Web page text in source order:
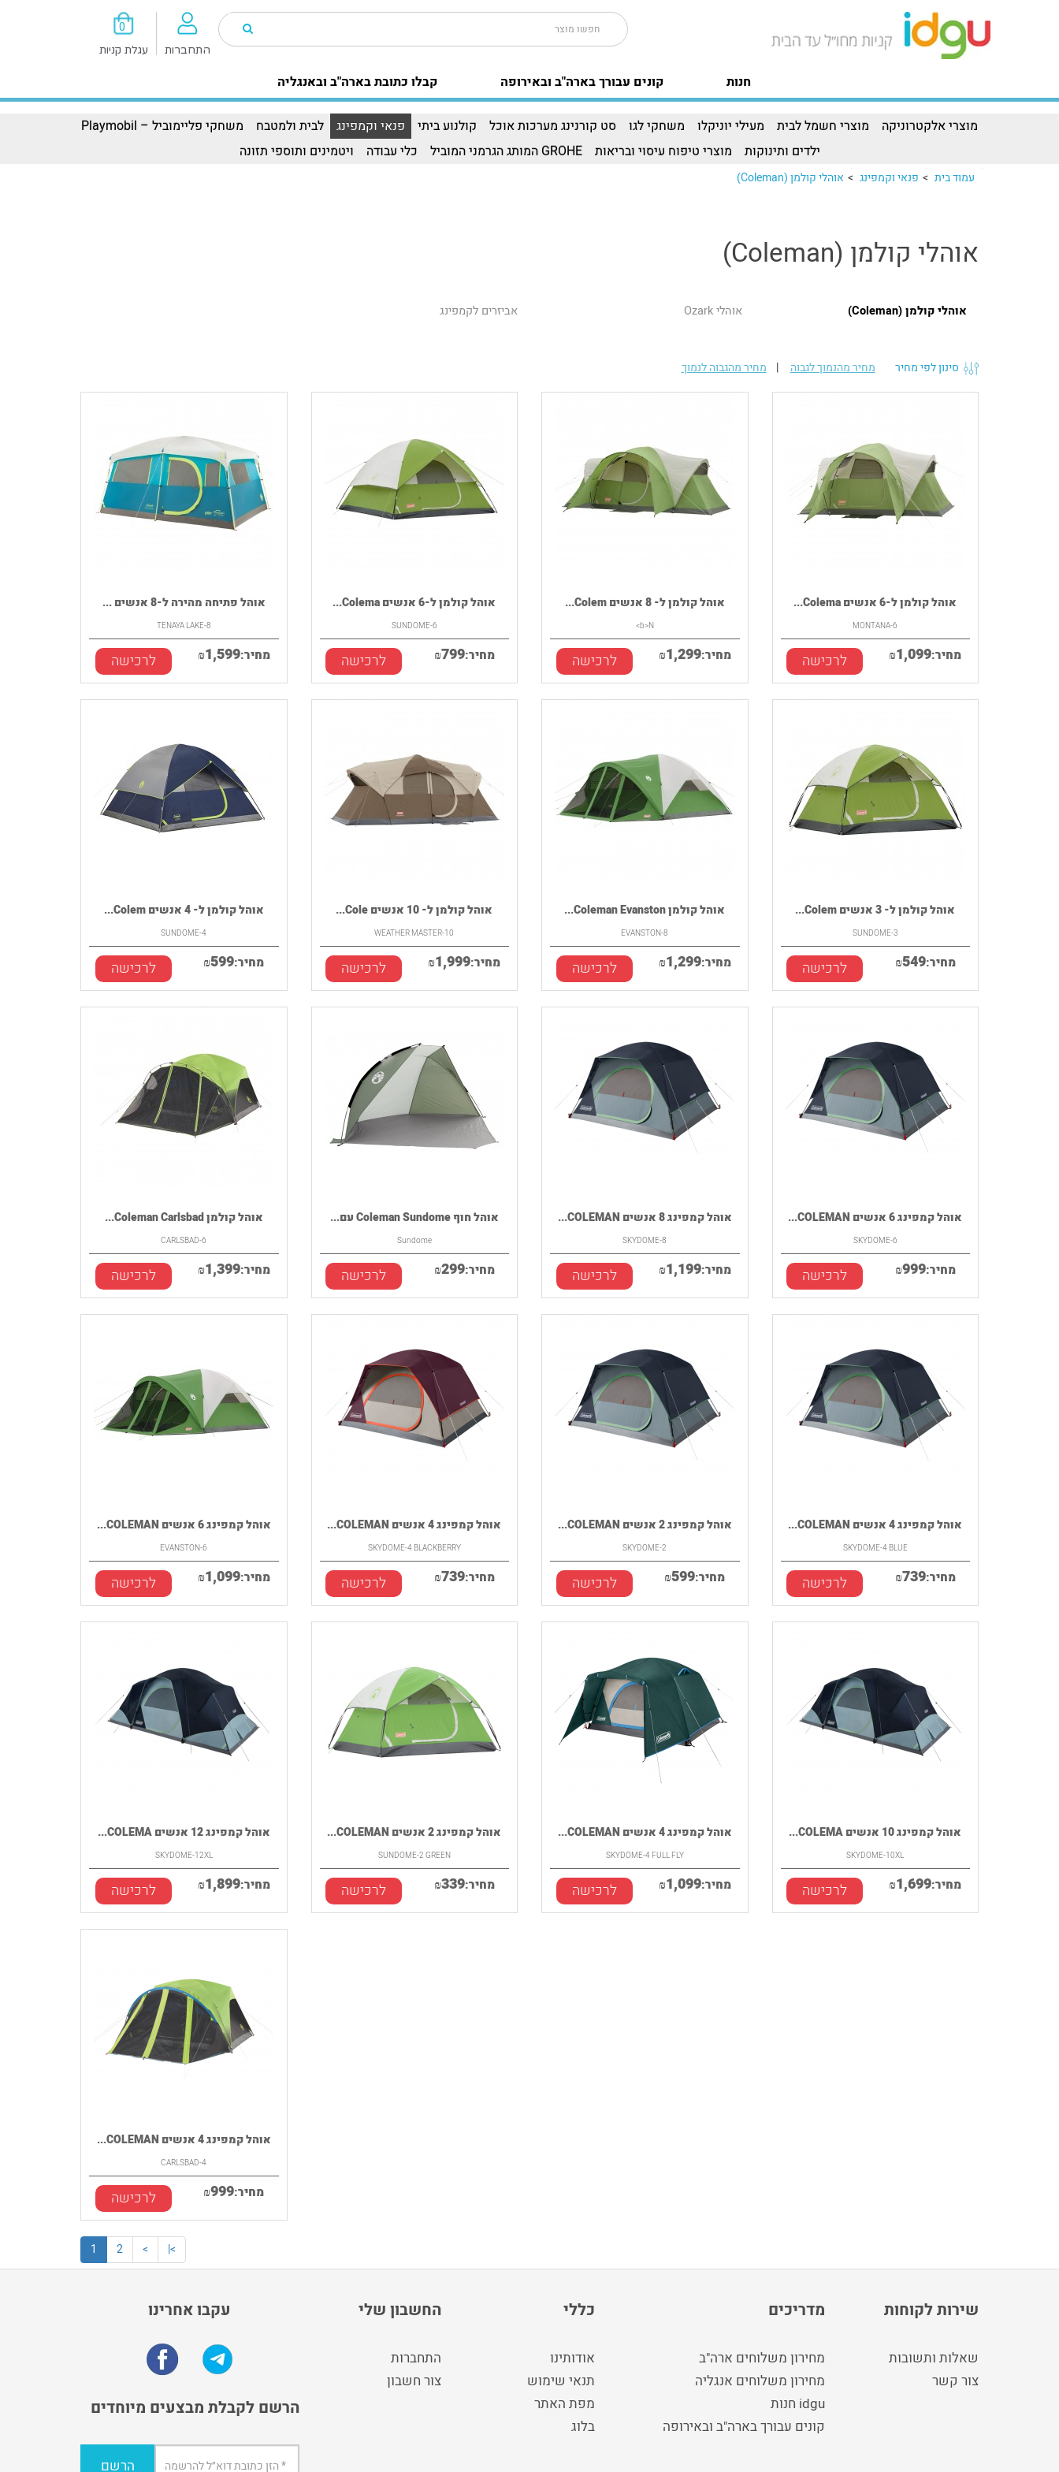
0
עגלת קניות התחברות
קבלו כתובת בארה"ב ובאנגליה קונים עבורך בארה"ב ובאירופה חנות
מוצרי אלקטרוניקה מוצרי חשמל לבית מעילי יוניקלו משחקי לגו סט קורנינג מערכות אוכל קולנוע ביתי פנאי וקמפינג לבית ולמטבח
משחקי פליימוביל – Playmobil
ילדים ותינוקות
מוצרי טיפוח עיסוי ובריאות GROHE המותג הגרמני המוביל כלי עבודה ויטמינים ותוספי תזונה
עמוד בית > פנאי וקמפינג > אוהלי קולמן (Coleman)
אוהלי קולמן (Coleman)
אוהלי קולמן (Coleman) אוהלי Ozark אביזרים לקמפינג
סינון לפי מחיר מחיר מהנמוך לגבוה |מחיר מהגבוה לנמוך
אוהל פתיחה מהירה ל-8 אנשים ...
TENAYA LAKE-8
מחיר: ₪1,599 לרכישה
אוהל קולמן ל-6 אנשים Colema...
SUNDOME-6
מחיר: ₪799 לרכישה
אוהל קולמן ל- 8 אנשים Colem...
<b>N
מחיר: ₪1,299 לרכישה
אוהל קולמן ל-6 אנשים Colema...
MONTANA-6
מחיר: ₪1,099 לרכישה
אוהל קולמן ל- 4 אנשים Colem...
SUNDOME-4
מחיר: ₪599 לרכישה
אוהל קולמן ל- 10 אנשים Cole...
WEATHER MASTER-10
מחיר: ₪1,999 לרכישה
אוהל קולמן Coleman Evanston...
EVANSTON-8
מחיר: ₪1,299 לרכישה
אוהל קולמן ל- 3 אנשים Colem...
SUNDOME-3
מחיר: ₪549 לרכישה
אוהל קולמן Coleman Carlsbad...
CARLSBAD-6
מחיר: ₪1,399 לרכישה
אוהל חוף Coleman Sundome עם...
Sundome
מחיר: ₪299 לרכישה
אוהל קמפינג 8 אנשים COLEMAN...
SKYDOME-8
מחיר: ₪1,199 לרכישה
אוהל קמפינג 6 אנשים COLEMAN...
SKYDOME-6
מחיר: ₪999 לרכישה
אוהל קמפינג 6 אנשים COLEMAN...
EVANSTON-6
מחיר: ₪1,099 לרכישה
אוהל קמפינג 4 אנשים COLEMAN...
SKYDOME-4 BLACKBERRY
מחיר: ₪739 לרכישה
אוהל קמפינג 2 אנשים COLEMAN...
SKYDOME-2
מחיר: ₪599 לרכישה
אוהל קמפינג 4 אנשים COLEMAN...
SKYDOME-4 BLUE
מחיר: ₪739 לרכישה
אוהל קמפינג 12 אנשים COLEMA...
SKYDOME-12XL
מחיר: ₪1,899 לרכישה
אוהל קמפינג 2 אנשים COLEMAN...
SUNDOME-2 GREEN
מחיר: ₪339 לרכישה
אוהל קמפינג 4 אנשים COLEMAN...
SKYDOME-4 FULL FLY
מחיר: ₪1,099 לרכישה
אוהל קמפינג 10 אנשים COLEMA...
SKYDOME-10XL
מחיר: ₪1,699 לרכישה
אוהל קמפינג 4 אנשים COLEMAN...
CARLSBAD-4
מחיר: ₪999 לרכישה
1 2 > >|
עקבו אחרינו
הרשם לקבלת מבצעים מיוחדים
הרשם
החשבון שלי
התחברות
צור חשבון
כללי
אודותינו
תנאי שימוש
מפת האתר
בלוג
מדריכים
מחירון משלוחים ארה"ב
מחירון משלוחים אנגליה
idgu חנות
קונים עבורך בארה"ב ובאירופה
שירות לקוחות
שאלות ותשובות
צור קשר